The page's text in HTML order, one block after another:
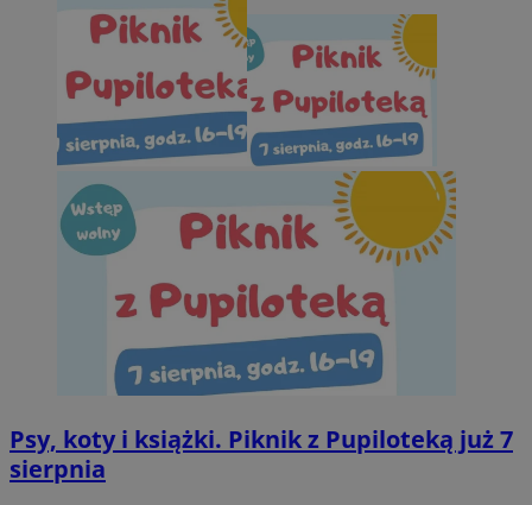
Psy, koty i książki. Piknik z Pupiloteką już 7
sierpnia